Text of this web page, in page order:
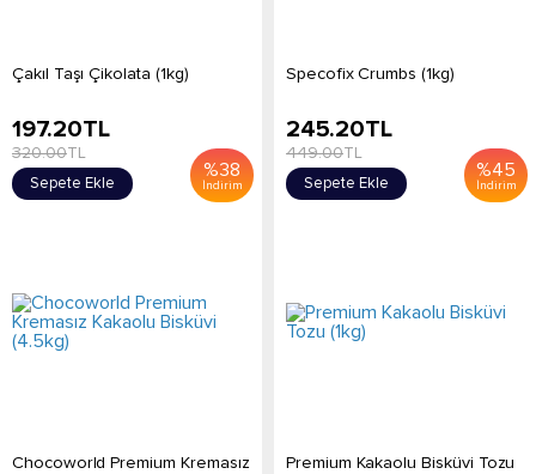
Çakıl Taşı Çikolata (1kg)
%38
İndirim
197.20TL
320.00TL
Sepete Ekle
Specofix Crumbs (1kg)
%45
İndirim
245.20TL
449.00TL
Sepete Ekle
Chocoworld Premium Kremasız
Premium Kakaolu Bisküvi Tozu